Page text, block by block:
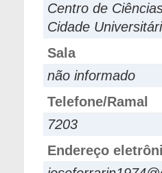
Centro de
Cidade
Sala
não informado
Telefone/Ramal
7203
Endereço